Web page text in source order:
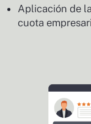
Aplicación de
cuota